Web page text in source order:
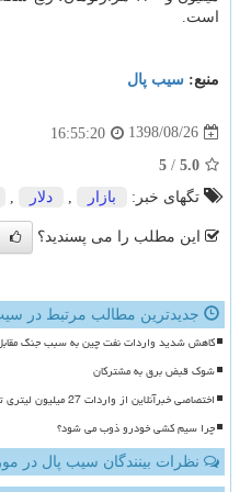
است.
منبع: سیب پال
1398/08/26
16:55:20
5.0
/
5
تگهای خبر:
بازار دلار
این مطلب را می پسندید؟
جدیدترین مطالب مرتبط در
کاهش شدید واردات نفت چین به سبب جنگ
شوک قبض برق به مشترکان
اختصاصی خبرآنلاین از واردات 27 میلیون لیتری تا برگشت ناترازی
چرا سیم کشی خودرو ذوب می شود؟
نظرات بینندگان سیب پال در